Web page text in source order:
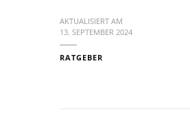
AKTUALISIERT AM
13. SEPTEMBER 2024
RATGEBER